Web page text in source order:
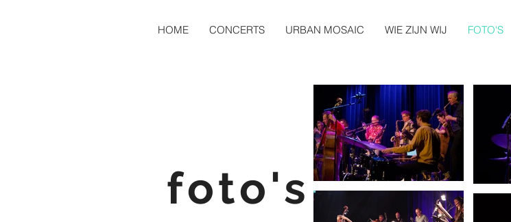
HOME CONCERTS URBAN MOSAIC WIE ZIJN WIJ FOTO'S
foto's